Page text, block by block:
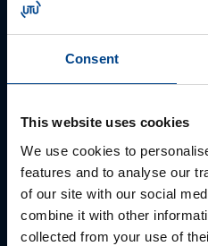
Consent
This website uses cookies
We use cookies to
features and to analyse our
of our site with our social
combine it with other
collected from your use of
Perekonnanimi
Ettevõte
E-post*